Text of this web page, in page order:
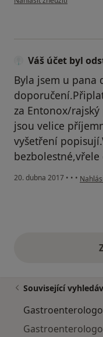
Váš účet byl
Byla jsem u pana
za Entonox/
jsou velice
vyšetření
20. dubna 2017 • • • podle
Související